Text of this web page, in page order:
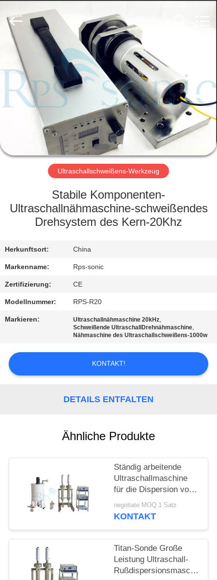
HAUS
PRODUKTE
ÜBER
FABRIK-
AUSFLUG
QUALITÄTSKONTROLLE
SIE
MIT
UNS
IN
VERBINDUNG
FÄLLE
DATENSCHUTZRICHTLINIE
Ltd..
Rights
Reserved.
Ultraschallschweißens-Werkzeug
Stabile Komponenten-
Ultraschallnähmaschine-schweißendes
Drehsystem des Kern-20Khz
Herkunftsort: China
Markenname: Rps-sonic
Zertifizierung: CE
Modellnummer: RPS-R20
Markieren: Ultraschallnähmaschine 20kHz,
Schweißende UltraschallDrehnähmaschine,
Nähmaschine des Ultraschallschweißens-1000w
KONTAKT!
DETAILS ENTFALTEN
Ähnliche Produkte
Ständig arbeitende
Ultraschallmaschine
für die Dispersion von
Graphen
negotiate MOQ:1 Satz
KONTAKT
Titan-Sonde Große
Leistung Ultraschall-
Rußdispersionsmaschine